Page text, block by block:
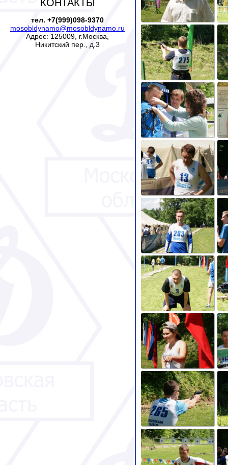
КОНТАКТЫ
тел. +7(999)098-9370
mosobldynamo@mosobldynamo.ru
Адрес: 125009, г.Москва,
Никитский пер., д.3